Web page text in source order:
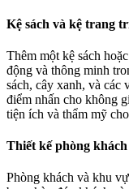
Kệ sách và kệ trang
Thêm một kệ sách
động và thông minh
sách, cây xanh, và các
điểm nhấn cho không
tiện ích và thẩm mỹ
Thiết kế phòng
Phòng khách và khu